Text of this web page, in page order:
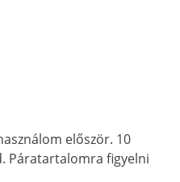
először. 10
Páratartalomra figyelni